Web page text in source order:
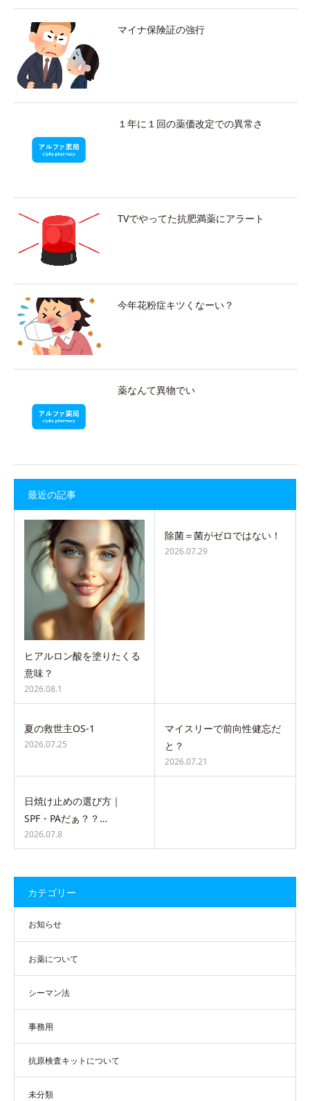
マイナ保険証の強行
１年に１回の薬価改定での異常さ
TVでやってた抗肥満薬にアラート
今年花粉症キツくなーい？
薬なんて異物でい
最近の記事
ヒアルロン酸を塗りたくる
意味？
2026.08.1
除菌＝菌がゼロではない！
2026.07.29
夏の救世主OS-1
2026.07.25
マイスリーで前向性健忘だ
と？
2026.07.21
日焼け止めの選び方｜
SPF・PAだぁ？？…
2026.07.8
カテゴリー
お知らせ
お薬について
シーマン法
事務用
抗原検査キットについて
未分類